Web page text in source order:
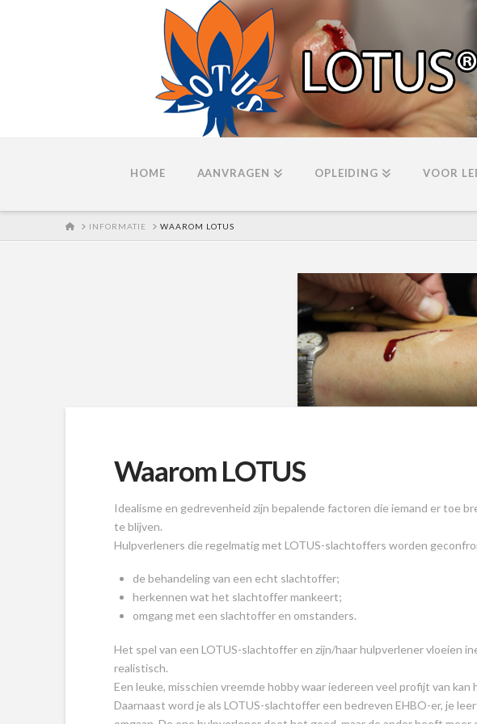
HOME AANVRAGEN OPLEIDING VOOR
HOMEINFORMATIE WAAROM LOTUS
Waarom LOTUS
Idealisme en gedrevenheid zijn bepalende factoren die iemand er toe
te blijven.
Hulpverleners die regelmatig met LOTUS-slachtoffers worden
de behandeling van een echt slachtoffer;
herkennen wat het slachtoffer mankeert;
omgang met een slachtoffer en omstanders.
Het spel van een LOTUS-slachtoffer en zijn/haar hulpverlener vloeien
realistisch.
Een leuke, misschien vreemde hobby waar iedereen veel profijt van kan
Daarnaast word je als LOTUS-slachtoffer een bedreven EHBO-er, je